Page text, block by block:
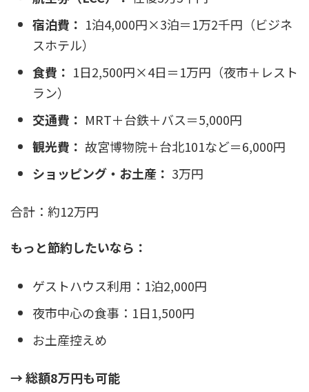
宿泊費： 1泊4,000円×3泊＝1万2千円（ビジネ
スホテル）
食費： 1日2,500円×4日＝1万円（夜市＋レスト
ラン）
交通費： MRT＋台鉄＋バス＝5,000円
観光費： 故宮博物院＋台北101など＝6,000円
ショッピング・お土産： 3万円
合計：約12万円
もっと節約したいなら：
ゲストハウス利用：1泊2,000円
夜市中心の食事：1日1,500円
お土産控えめ
→ 総額8万円も可能